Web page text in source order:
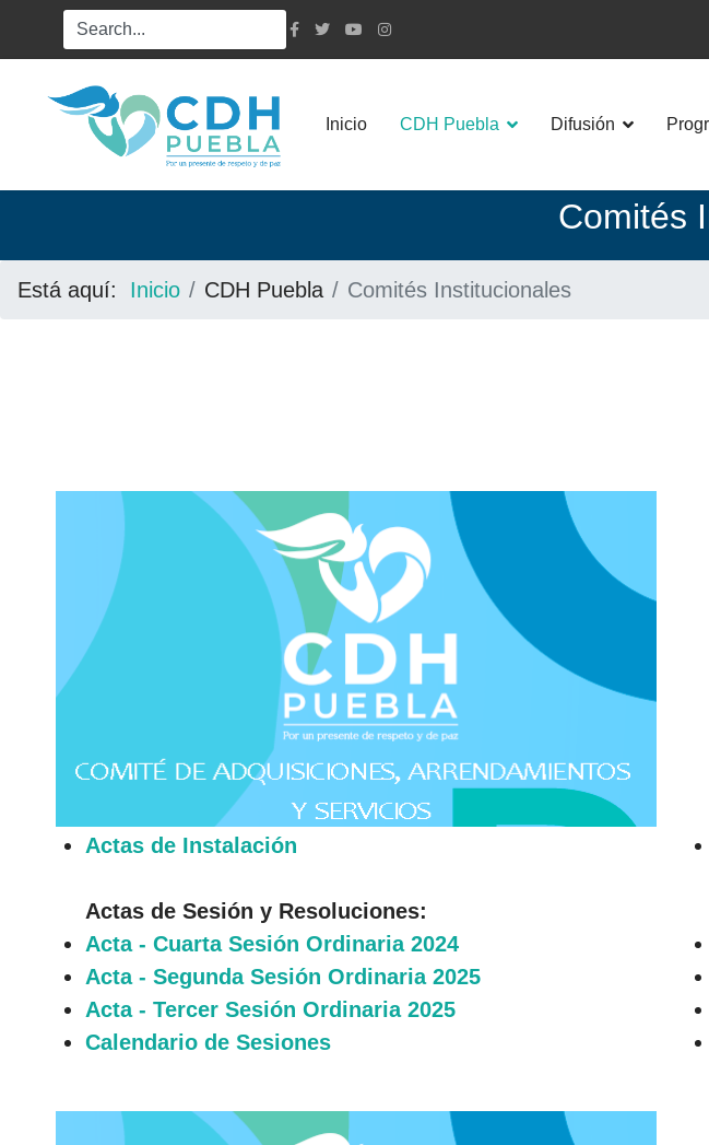
Inicio CDH Puebla Difusión
Comités
Está aquí: Inicio CDH Puebla Comités Institucionales
Actas de Instalación
Actas de Sesión y Resoluciones:
Acta - Cuarta Sesión Ordinaria 2024
Acta - Segunda Sesión Ordinaria 2025
Acta - Tercer Sesión Ordinaria 2025
Calendario de Sesiones